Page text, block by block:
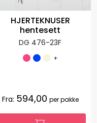
HJERTEKNUSER
hentesett
DG 476-23F
+
Fra: 594,00 per pakke